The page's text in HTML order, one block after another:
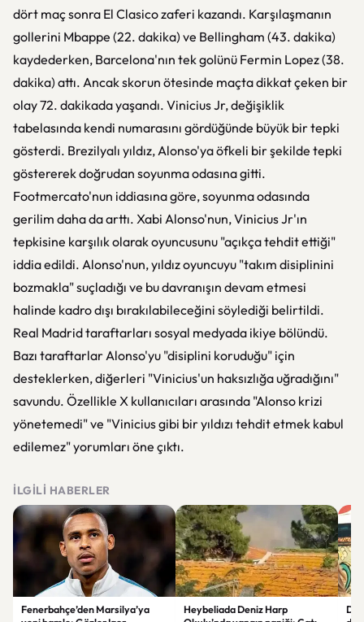
dört maç sonra El Clasico zaferi kazandı. Karşılaşmanın
gollerini Mbappe (22. dakika) ve Bellingham (43. dakika)
kaydederken, Barcelona'nın tek golünü Fermin Lopez (38.
dakika) attı. Ancak skorun ötesinde maçta dikkat çeken bir
olay 72. dakikada yaşandı. Vinicius Jr, değişiklik
tabelasında kendi numarasını gördüğünde büyük bir tepki
gösterdi. Brezilyalı yıldız, Alonso'ya öfkeli bir şekilde tepki
göstererek doğrudan soyunma odasına gitti.
Footmercato'nun iddiasına göre, soyunma odasında
gerilim daha da arttı. Xabi Alonso'nun, Vinicius Jr'ın
tepkisine karşılık olarak oyuncusunu "açıkça tehdit ettiği"
iddia edildi. Alonso'nun, yıldız oyuncuyu "takım disiplinini
bozmakla" suçladığı ve bu davranışın devam etmesi
halinde kadro dışı bırakılabileceğini söylediği belirtildi.
Real Madrid taraftarları sosyal medyada ikiye bölündü.
Bazı taraftarlar Alonso'yu "disiplini koruduğu" için
desteklerken, diğerleri "Vinicius'un haksızlığa uğradığını"
savundu. Özellikle X kullanıcıları arasında "Alonso krizi
yönetemedi" ve "Vinicius gibi bir yıldızı tehdit etmek kabul
edilemez" yorumları öne çıktı.
İLGILI HABERLER
Fenerbahçe’den Marsilya’ya
Heybeliada Deniz Harp